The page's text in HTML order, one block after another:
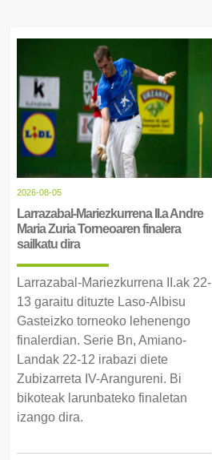
2026-08-05
Larrazabal-Mariezkurrena II.a Andre
Maria Zuria Torneoaren finalera
sailkatu dira
Larrazabal-Mariezkurrena II.ak 22-
13 garaitu dituzte Laso-Albisu
Gasteizko torneoko lehenengo
finalerdian. Serie Bn, Amiano-
Landak 22-12 irabazi diete
Zubizarreta IV-Arangureni. Bi
bikoteak larunbateko finaletan
izango dira.